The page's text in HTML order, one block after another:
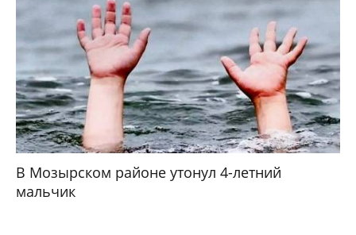
В Мозырском районе утонул 4-летний
мальчик